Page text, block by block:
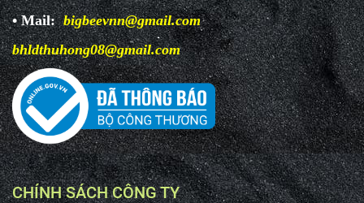
• Mail:bigbeevnn@gmail.com
bhldthuhong08@gmail.com
CHÍNH SÁCH CÔNG TY